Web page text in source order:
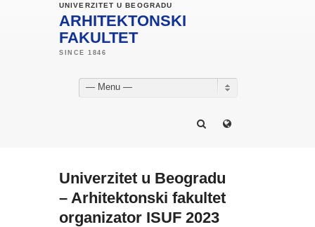
UNIVERZITET U BEOGRADU
ARHITEKTONSKI
FAKULTET
— Menu —
Univerzitet u Beogradu
– Arhitektonski fakultet
organizator ISUF 2023